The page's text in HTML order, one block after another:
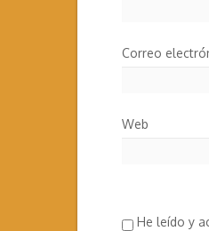
Correo
Web
He leído y